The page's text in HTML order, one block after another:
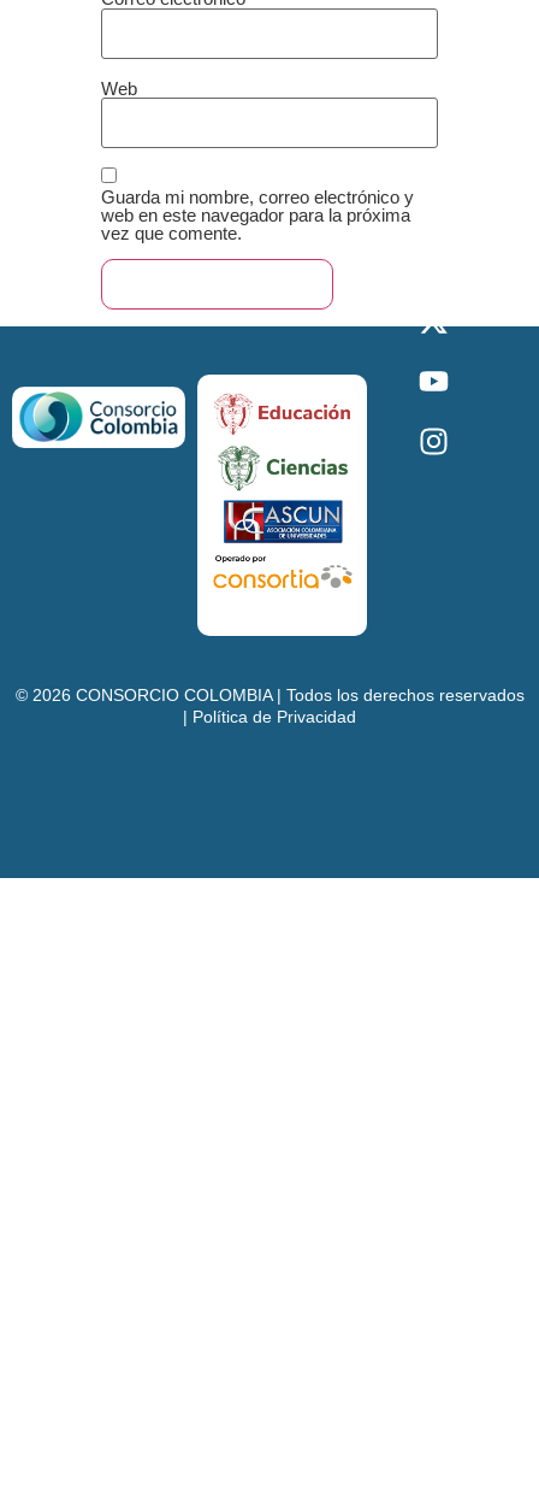
Web
Guarda mi nombre, correo electrónico y
web en este navegador para la próxima
vez que comente.
© 2026 CONSORCIO COLOMBIA | Todos los derechos reservados
| Política de Privacidad